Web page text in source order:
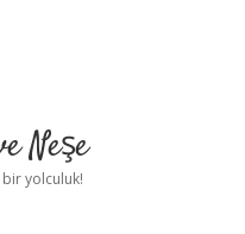
Neşe
yolculuk!